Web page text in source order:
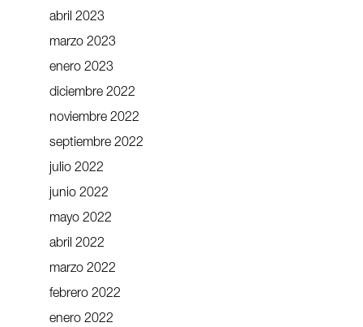
abril 2023
marzo 2023
enero 2023
diciembre 2022
noviembre 2022
septiembre 2022
julio 2022
junio 2022
mayo 2022
abril 2022
marzo 2022
febrero 2022
enero 2022